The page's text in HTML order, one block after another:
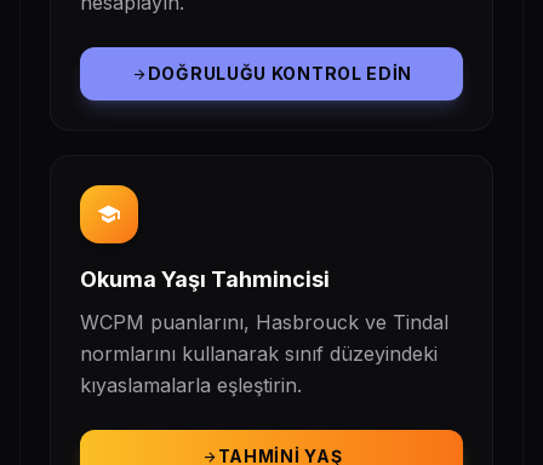
arrow_forwardDOĞRULUĞU KONTROL EDIN
school
Okuma Yaşı Tahmincisi
WCPM puanlarını, Hasbrouck ve Tindal
normlarını kullanarak sınıf düzeyindeki
kıyaslamalarla eşleştirin.
arrow_forwardTAHMINI YAŞ